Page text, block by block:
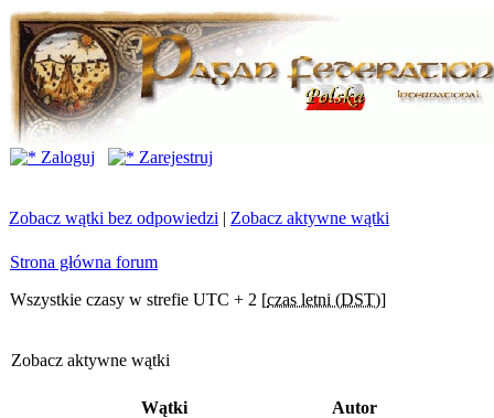
Zaloguj Zarejestruj
Zobacz wątki bez odpowiedzi | Zobacz aktywne wątki
Strona główna forum
Wszystkie czasy w strefie UTC + 2 [czas letni (DST)]
Zobacz aktywne wątki
Wątki Autor